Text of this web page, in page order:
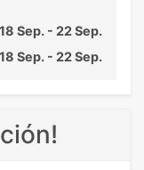
18 Sep. - 22 Sep.
18 Sep. - 22 Sep.